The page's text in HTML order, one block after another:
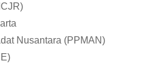
Nusantara (PPMAN)